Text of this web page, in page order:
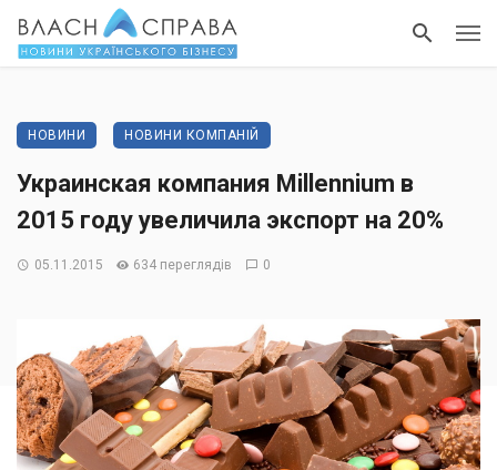
НОВИНИ НОВИНИ КОМПАНІЙ
Украинская компания Millennium в
2015 году увеличила экспорт на 20%
05.11.2015 634 переглядів 0